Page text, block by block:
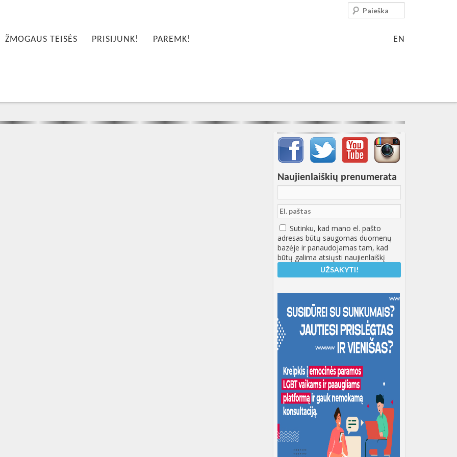
ŽMOGAUS TEISĖS PRISIJUNK! PAREMK! EN
Paieška
Svarbių įrašų meniu
Naujienlaiškių prenumerata
Sutinku, kad mano el. pašto
adresas būtų saugomas duomenų
bazėje ir panaudojamas tam, kad
būtų galima atsiųsti naujienlaiškį